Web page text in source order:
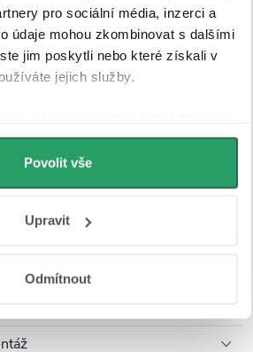
pro sociální média, inzerci a
údaje mohou zkombinovat s dalšími
jim poskytli nebo které získali v
jejich služby.
pro analytiku a
Jak Google zpracovává
na stránkách
Povolit vše
Upravit
Odmítnout